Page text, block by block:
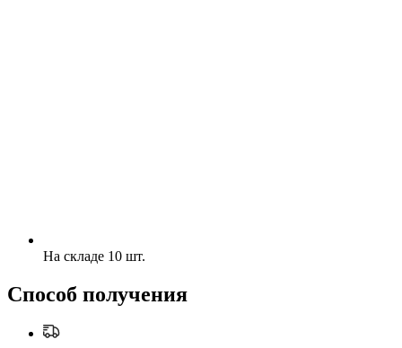
На складе 10 шт.
Способ получения